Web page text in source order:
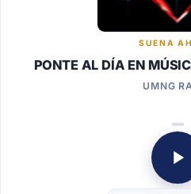
SUENA
PONTE AL DÍA EN
UMNG